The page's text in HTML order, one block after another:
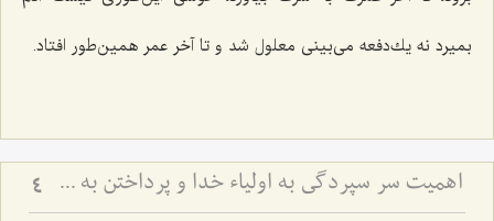
بمیرد نه یك‌دفعه می‌بینی معلول شد و تا آخر عمر همین‌طور افتاد.
اهمیت سر سپردگی به اولیاء خدا و پرداختن به خود (مشهد مقدس) 4